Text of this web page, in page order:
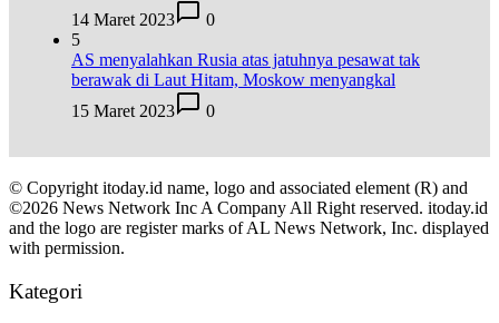
14 Maret 2023
0
5
AS menyalahkan Rusia atas jatuhnya pesawat tak
berawak di Laut Hitam, Moskow menyangkal
15 Maret 2023
0
© Copyright itoday.id name, logo and associated element (R) and
©2026 News Network Inc A Company All Right reserved. itoday.id
and the logo are register marks of AL News Network, Inc. displayed
with permission.
Kategori